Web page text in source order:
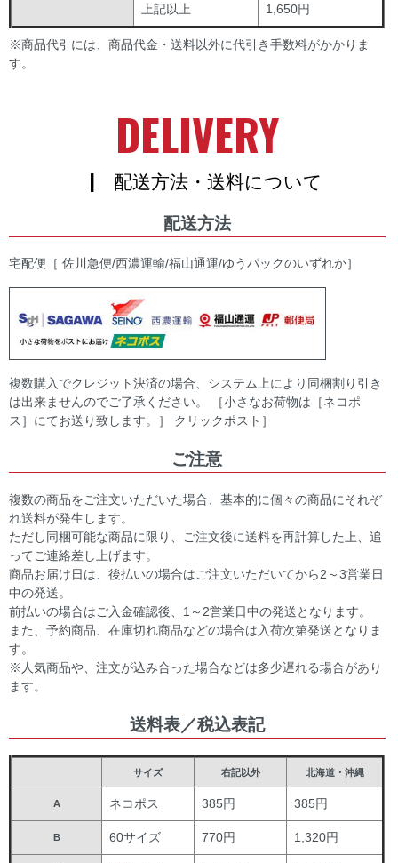
上記以上 1,650円
※商品代引には、商品代金・送料以外に代引き手数料がかかりま
す。
DELIVERY
| 配送方法・送料について
配送方法
宅配便［ 佐川急便/西濃運輸/福山通運/ゆうパックのいずれか］
複数購入でクレジット決済の場合、システム上により同梱割り引き
は出来ませんのでご了承ください。 ［小さなお荷物は［ネコポ
ス］にてお送り致します。］ クリックポスト］
ご注意
複数の商品をご注文いただいた場合、基本的に個々の商品にそれぞ
れ送料が発生します。
ただし同梱可能な商品に限り、ご注文後に送料を再計算した上、追
ってご連絡差し上げます。
商品お届け日は、後払いの場合はご注文いただいてから2～3営業日
中の発送。
前払いの場合はご入金確認後、1～2営業日中の発送となります。
また、予約商品、在庫切れ商品などの場合は入荷次第発送となりま
す。
※人気商品や、注文が込み合った場合などは多少遅れる場合があり
ます。
送料表／税込表記
サイズ 右記以外 北海道・沖縄
A ネコポス 385円 385円
B 60サイズ 770円 1,320円